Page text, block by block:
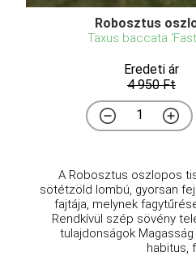
Robosztus
Taxus baccata
Eredeti ár
4 950 Ft
A Robosztus oszlopos
sötétzöld lombú, gyorsan
fajtája, melynek
Rendkívül szép sövény
tulajdonságok
habitus,